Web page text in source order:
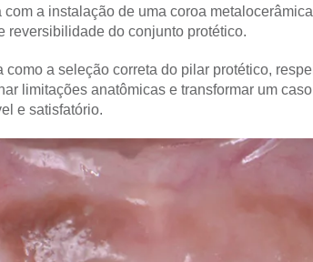
a instalação de uma coroa
reversibilidade do conjunto protético.
como a seleção correta do pilar protético,
limitações anatômicas e transformar um
e satisfatório.